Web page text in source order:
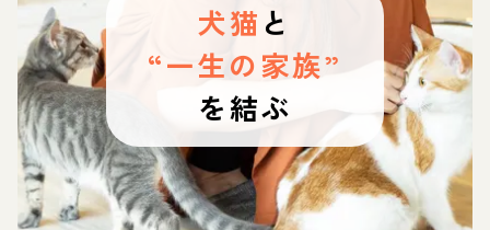
犬猫 と
“一生の家族”
を結ぶ